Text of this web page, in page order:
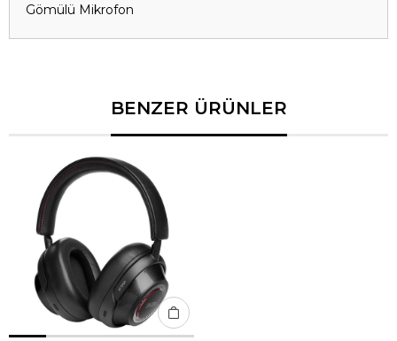
Gömülü Mikrofon
BENZER ÜRÜNLER